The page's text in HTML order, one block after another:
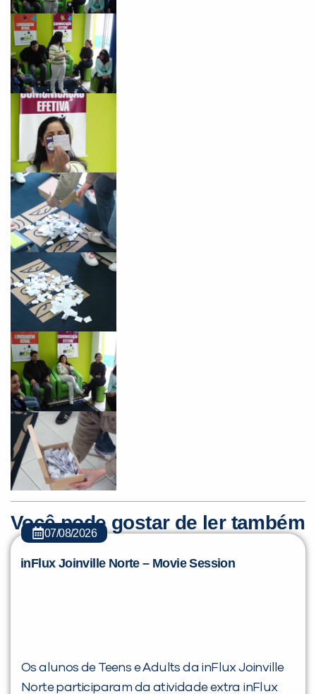
Você pode gostar de ler também
07/08/2026
inFlux Joinville Norte – Movie Session
Os alunos de Teens e Adults da inFlux Joinville
Norte participaram da atividade extra inFlux
VOLTAR